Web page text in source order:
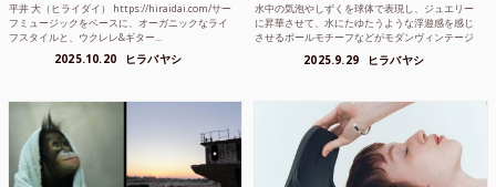
平井 大（ヒライダイ） https://hiraidai.com/サー
フミュージックをベースに、オーガニックなライ
フスタイルと、ウクレレ&ギター...
2025.10.20 ヒラバヤシ
水中の気泡やしずくを球体で表現し、ジュエリー
に昇華させて、水にたゆたうような浮遊感を感じ
させるボールモチーフなどがモダンヴィンテージ
2025.9.29 ヒラバヤシ